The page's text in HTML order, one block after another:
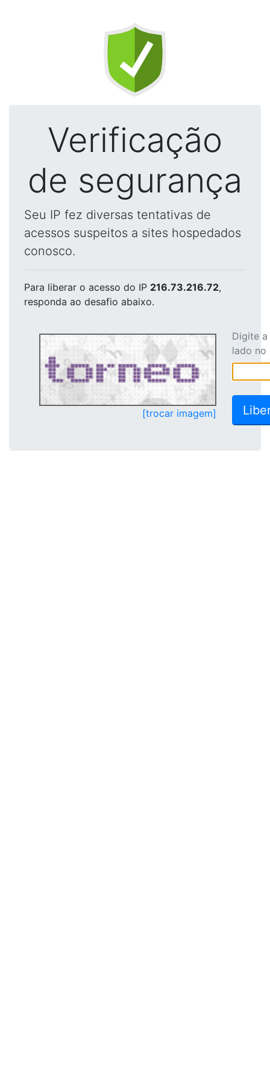
Verificação
de segurança
Seu IP fez diversas tentativas de
acessos suspeitos a sites hospedados
conosco.
Para liberar o acesso do IP 216.73.216.72,
responda ao desafio abaixo.
[trocar imagem]
Digite
lado no